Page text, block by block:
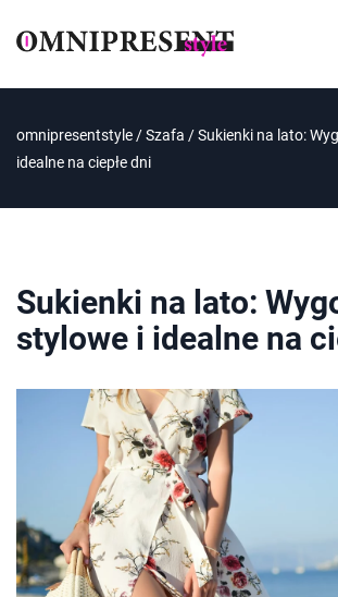
omnipresentstyle /Szafa /Sukienki na lato:
idealne na ciepłe dni
Sukienki na lato:
stylowe i idealne na